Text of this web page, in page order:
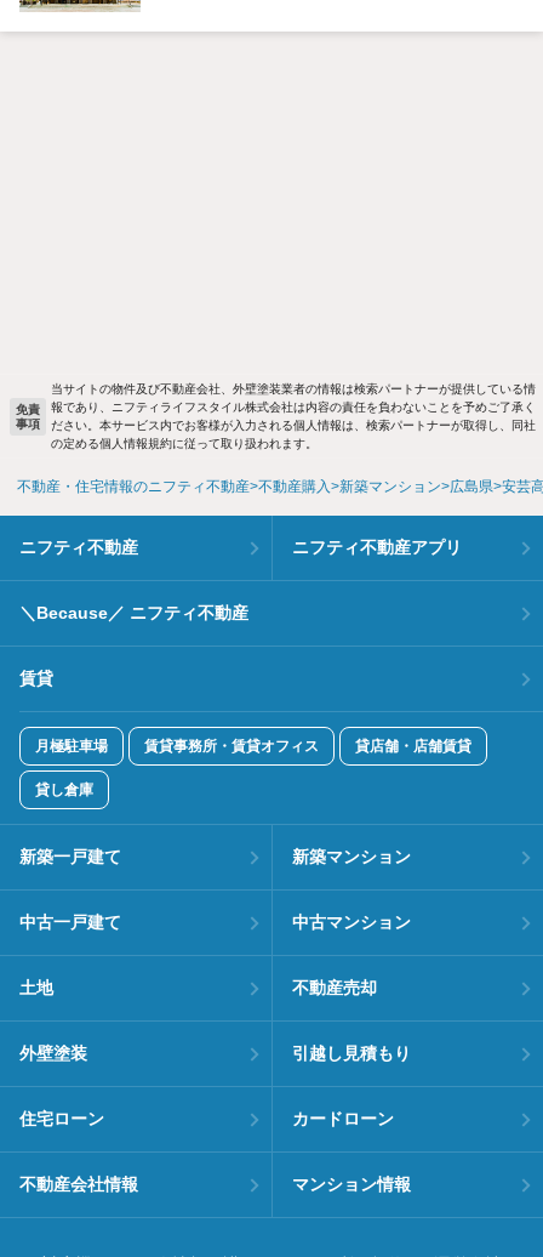
免責
事項
当サイトの物件及び不動産会社、外壁塗装業者の情報は検索パートナーが提供している情
報であり、ニフティライフスタイル株式会社は内容の責任を負わないことを予めご了承く
ださい。本サービス内でお客様が入力される個人情報は、検索パートナーが取得し、同社
の定める個人情報規約に従って取り扱われます。
不動産・住宅情報のニフティ不動産 不動産購入 新築マンション 広島県 安芸
ニフティ不動産 ニフティ不動産アプリ
＼Because／ ニフティ不動産
賃貸
月極駐車場 賃貸事務所・賃貸オフィス 貸店舗・店舗賃貸
貸し倉庫
新築一戸建て 新築マンション
中古一戸建て 中古マンション
土地 不動産売却
外壁塗装 引越し見積もり
住宅ローン カードローン
不動産会社情報 マンション情報